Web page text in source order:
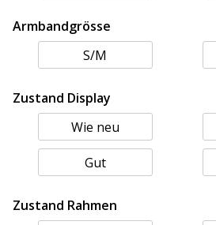
Armbandgrösse
S/M
Zustand Display
Wie neu
Gut
Zustand Rahmen